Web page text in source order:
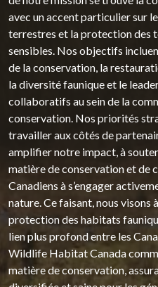
avec un accent particulier sur
terrestres et la protection des
sensibles. Nos objectifs
de la conservation, la
la diversité faunique et le
collaboratifs au sein de la
conservation. Nos priorités
travailler aux côtés de
amplifier notre impact, à
matière de conservation et de
Canadiens à s’engager
nature. Ce faisant, nous
protection des habitats
lien plus profond entre les
Wildlife Habitat Canada
matière de conservation,